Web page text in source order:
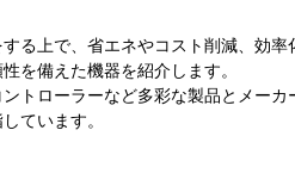
る上で、省エネやコスト削減、効率
を備えた機器を紹介します。
トローラーなど多彩な製品とメーカ
ています。